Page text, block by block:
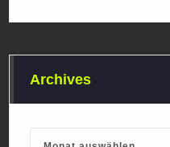
Archives